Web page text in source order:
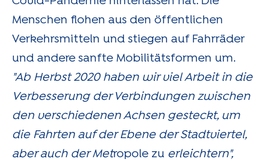
Menschen flohen aus den öffentlichen
Verkehrsmitteln und stiegen auf Fahrräder
und andere sanfte Mobilitätsformen um.
"Ab Herbst 2020 haben wir viel Arbeit in die
Verbesserung der Verbindungen zwischen
den verschiedenen Achsen gesteckt, um
die Fahrten auf der Ebene der Stadtviertel,
aber auch der Metropole zu erleichtern",